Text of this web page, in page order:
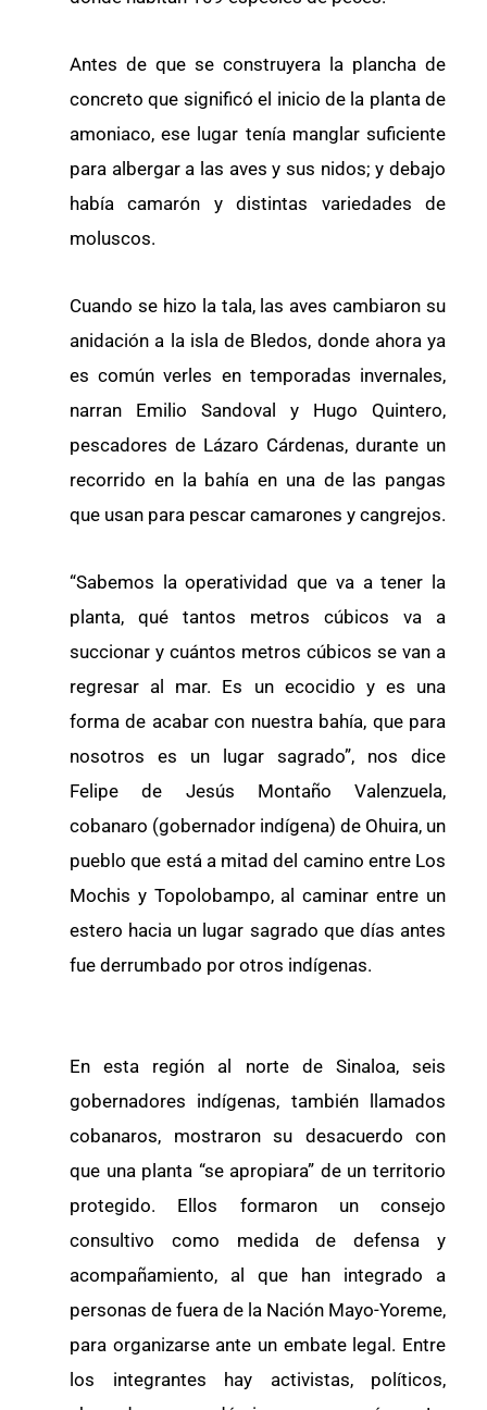
Antes de que se construyera la plancha de
concreto que significó el inicio de la planta de
amoniaco, ese lugar tenía manglar suficiente
para albergar a las aves y sus nidos; y debajo
había camarón y distintas variedades de
moluscos.
Cuando se hizo la tala, las aves cambiaron su
anidación a la isla de Bledos, donde ahora ya
es común verles en temporadas invernales,
narran Emilio Sandoval y Hugo Quintero,
pescadores de Lázaro Cárdenas, durante un
recorrido en la bahía en una de las pangas
que usan para pescar camarones y cangrejos.
“Sabemos la operatividad que va a tener la
planta, qué tantos metros cúbicos va a
succionar y cuántos metros cúbicos se van a
regresar al mar. Es un ecocidio y es una
forma de acabar con nuestra bahía, que para
nosotros es un lugar sagrado”, nos dice
Felipe de Jesús Montaño Valenzuela,
cobanaro (gobernador indígena) de Ohuira, un
pueblo que está a mitad del camino entre Los
Mochis y Topolobampo, al caminar entre un
estero hacia un lugar sagrado que días antes
fue derrumbado por otros indígenas.
En esta región al norte de Sinaloa, seis
gobernadores indígenas, también llamados
cobanaros, mostraron su desacuerdo con
que una planta “se apropiara” de un territorio
protegido. Ellos formaron un consejo
consultivo como medida de defensa y
acompañamiento, al que han integrado a
personas de fuera de la Nación Mayo-Yoreme,
para organizarse ante un embate legal. Entre
los integrantes hay activistas, políticos,